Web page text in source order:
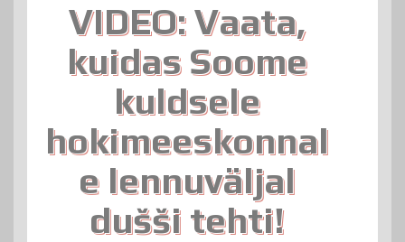
VIDEO: Vaata,
kuidas Soome
kuldsele
hokimeeskonnal
e lennuväljal
dušši tehti!